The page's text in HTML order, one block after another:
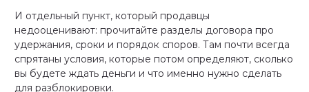
И отдельный пункт, который продавцы
недооценивают: прочитайте разделы договора про
удержания, сроки и порядок споров. Там почти всегда
спрятаны условия, которые потом определяют, сколько
вы будете ждать деньги и что именно нужно сделать
для разблокировки.